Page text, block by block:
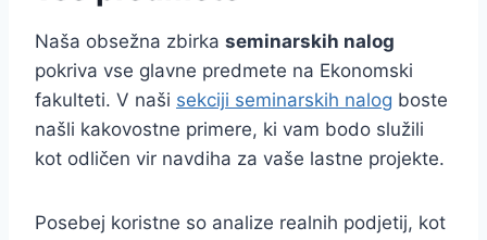
Naša obsežna zbirka seminarskih nalog
pokriva vse glavne predmete na Ekonomski
fakulteti. V naši sekciji seminarskih nalog boste
našli kakovostne primere, ki vam bodo služili
kot odličen vir navdiha za vaše lastne projekte.
Posebej koristne so analize realnih podjetij, kot